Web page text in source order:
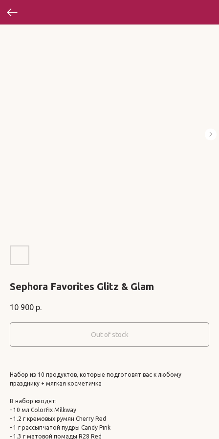
Sephora Favorites Glitz & Glam
10 900 р.
Out of stock
Набор из 10 продуктов, которые подготовят вас к любому
празднику + мягкая косметичка
В набор входят:
- 10 мл Colorfix Milkway
- 1.2 г кремовых румян Cherry Red
- 1 г рассыпчатой пудры Candy Pink
- 1.3 г матовой помады R28 Red